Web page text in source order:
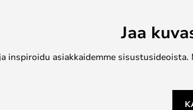
Jaa
inspiroidu asiakkaidemme